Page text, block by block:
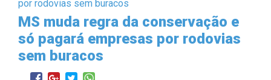
MS muda regra da conservação e
só pagará empresas por rodovias
sem buracos